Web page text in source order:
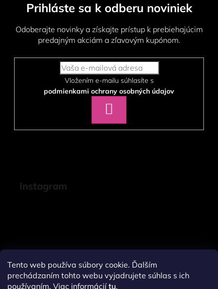
Tento web používa súbory cookie. Ďalším
prechádzaním tohto webu vyjadrujete súhlas s ich
používaním. Viac informáciítu.
Prihláste sa k odberu noviniek
Odoberajte novinky a získajte prístup k prebiehajúcim
predajným akciám a zľavovým kupónom.
podmienkami ochrany osobných údajov
SA
Instagram